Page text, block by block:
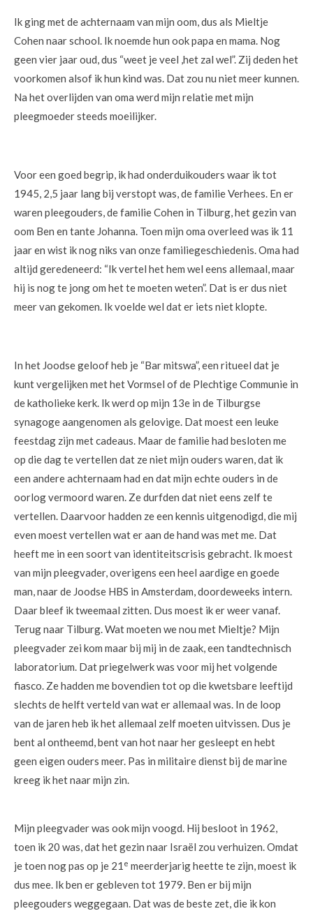
Ik ging met de achternaam van mijn oom, dus als Mieltje
Cohen naar school. Ik noemde hun ook papa en mama. Nog
geen vier jaar oud, dus “weet je veel ,het zal wel”. Zij deden het
voorkomen alsof ik hun kind was. Dat zou nu niet meer kunnen.
Na het overlijden van oma werd mijn relatie met mijn
pleegmoeder steeds moeilijker.
Voor een goed begrip, ik had onderduikouders waar ik tot
1945, 2,5 jaar lang bij verstopt was, de familie Verhees. En er
waren pleegouders, de familie Cohen in Tilburg, het gezin van
oom Ben en tante Johanna. Toen mijn oma overleed was ik 11
jaar en wist ik nog niks van onze familiegeschiedenis. Oma had
altijd geredeneerd: “Ik vertel het hem wel eens allemaal, maar
hij is nog te jong om het te moeten weten”. Dat is er dus niet
meer van gekomen. Ik voelde wel dat er iets niet klopte.
In het Joodse geloof heb je “Bar mitswa”, een ritueel dat je
kunt vergelijken met het Vormsel of de Plechtige Communie in
de katholieke kerk. Ik werd op mijn 13e in de Tilburgse
synagoge aangenomen als gelovige. Dat moest een leuke
feestdag zijn met cadeaus. Maar de familie had besloten me
op die dag te vertellen dat ze niet mijn ouders waren, dat ik
een andere achternaam had en dat mijn echte ouders in de
oorlog vermoord waren. Ze durfden dat niet eens zelf te
vertellen. Daarvoor hadden ze een kennis uitgenodigd, die mij
even moest vertellen wat er aan de hand was met me. Dat
heeft me in een soort van identiteitscrisis gebracht. Ik moest
van mijn pleegvader, overigens een heel aardige en goede
man, naar de Joodse HBS in Amsterdam, doordeweeks intern.
Daar bleef ik tweemaal zitten. Dus moest ik er weer vanaf.
Terug naar Tilburg. Wat moeten we nou met Mieltje? Mijn
pleegvader zei kom maar bij mij in de zaak, een tandtechnisch
laboratorium. Dat priegelwerk was voor mij het volgende
fiasco. Ze hadden me bovendien tot op die kwetsbare leeftijd
slechts de helft verteld van wat er allemaal was. In de loop
van de jaren heb ik het allemaal zelf moeten uitvissen. Dus je
bent al ontheemd, bent van hot naar her gesleept en hebt
geen eigen ouders meer. Pas in militaire dienst bij de marine
kreeg ik het naar mijn zin.
Mijn pleegvader was ook mijn voogd. Hij besloot in 1962,
toen ik 20 was, dat het gezin naar Israël zou verhuizen. Omdat
je toen nog pas op je 21 e meerderjarig heette te zijn, moest ik
dus mee. Ik ben er gebleven tot 1979. Ben er bij mijn
pleegouders weggegaan. Dat was de beste zet, die ik kon